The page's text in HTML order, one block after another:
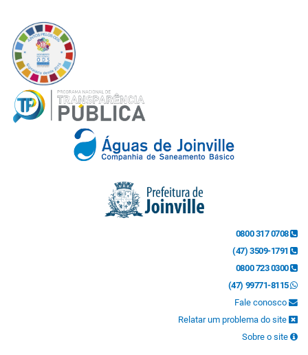
0800 317 0708
(47) 3509-1791
0800 723 0300
(47) 99771-8115
Fale conosco
Relatar um problema do site
Sobre o site